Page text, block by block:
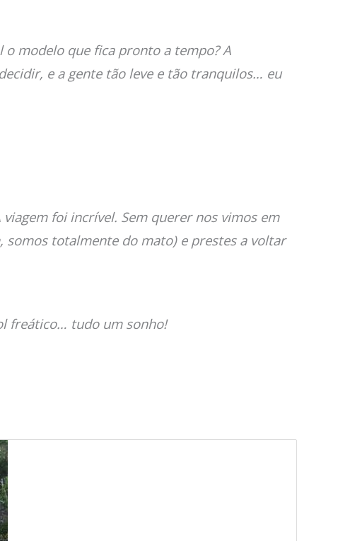
o modelo que fica pronto a tempo? A
e a gente tão leve e tão tranquilos… eu
foi incrível. Sem querer nos vimos em
somos totalmente do mato) e prestes a voltar
freático… tudo um sonho!